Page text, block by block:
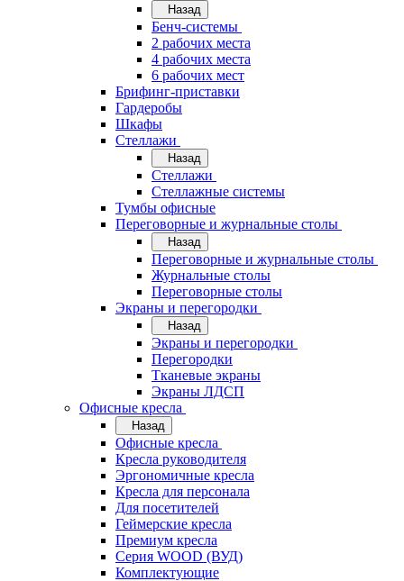
Назад
Бенч-системы
2 рабочих места
4 рабочих места
6 рабочих мест
Брифинг-приставки
Гардеробы
Шкафы
Стеллажи
Назад
Стеллажи
Стеллажные системы
Тумбы офисные
Переговорные и журнальные столы
Назад
Переговорные и журнальные столы
Журнальные столы
Переговорные столы
Экраны и перегородки
Назад
Экраны и перегородки
Перегородки
Тканевые экраны
Экраны ЛДСП
Офисные кресла
Назад
Офисные кресла
Кресла руководителя
Эргономичные кресла
Кресла для персонала
Для посетителей
Геймерские кресла
Премиум кресла
Серия WOOD (ВУД)
Комплектующие